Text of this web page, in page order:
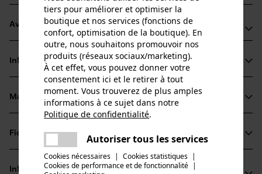
Avantages du produit
l'écharpe loop protège la tête, les oreilles et le cou de
manière optimale contre le refroidissement
S'adapte parfaitement à chaque forme de tête
Confort élevé grâce à la présence de mérinos
Informations sur le produit
Détails du produit
Type dactivité
Pêcher, Randonnée, Camper, Chasser
Matériau & entretien
Matériau principal
Fiches techniques
Fiche de données de sécurité du produit (PDF)
Informations fabricant
tiers pour améliorer et optimiser la
boutique et nos services (fonctions de
confort, optimisation de la boutique). En
outre, nous souhaitons promouvoir nos
produits (réseaux sociaux/marketing).
À cet effet, vous pouvez donner votre
consentement ici et le retirer à tout
moment. Vous trouverez de plus amples
informations à ce sujet dans notre
Politique de confidentialité.
Autoriser tous les services
Cookies nécessaires | Cookies statistiques |
Cookies de performance et de fonctionnalité |
Une erreur s'est produite. Veuillez
essayer encore.
partager
partager
mail